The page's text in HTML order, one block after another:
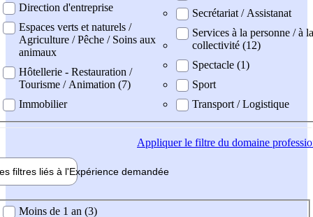
Direction d'entreprise
Espaces verts et naturels /
Agriculture / Pêche / Soins aux
animaux
Hôtellerie - Restauration /
Tourisme / Animation (7)
Immobilier
Secrétariat / Assistanat
Services à la personne / à la
collectivité (12)
Spectacle (1)
Sport
Transport / Logistique
Appliquerle filtre du domaine
filtres liés à l'Expérience demandée
demandée
Moins de 1 an (3)